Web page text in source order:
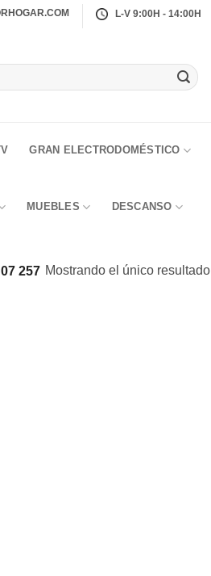
L-V 9:00H - 14:00H
GRAN ELECTRODOMÉSTICO
MUEBLES DESCANSO
257 Mostrando el único resultado